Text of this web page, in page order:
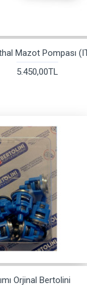
Mazot Pompası
5.450,00TL
Orjinal Bertolini